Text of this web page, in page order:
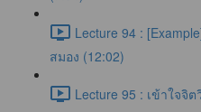
Lecture 94 :
สมอง (12:02)
Lecture 95 : เข้าใจจิ